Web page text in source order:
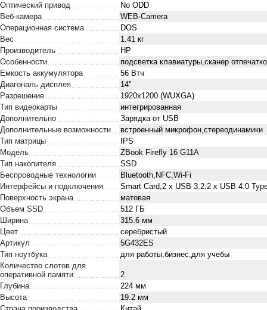
Оптический привод
No ODD
Веб-камера
WEB-Camera
Операционная система
DOS
Вес
1.41 кг
Производитель
HP
Особенности
подсветка клавиатуры,сканер
Емкость аккумулятора
56 Втч
Диагональ дисплея
14''
Разрешение
1920x1200 (WUXGA)
Тип видеокарты
интегрированная
Дополнительно
Зарядка от USB
Дополнительные возможности
встроенный микрофон,стереодинамики
Тип матрицы
IPS
Модель
ZBook Firefly 16 G11A
Тип накопителя
SSD
Беспроводные технологии
Bluetooth,NFC,Wi-Fi
Интерфейсы и подключения
Smart Card,2 х USB 3.2,2 x USB 4.0
Поверхность экрана
матовая
Объем SSD
512 ГБ
Ширина
315.6 мм
Цвет
серебристый
Артикул
5G432ES
Тип ноутбука
для работы,бизнес,для учебы
Количество слотов для
оперативной памяти
2
Глубина
224 мм
Высота
19.2 мм